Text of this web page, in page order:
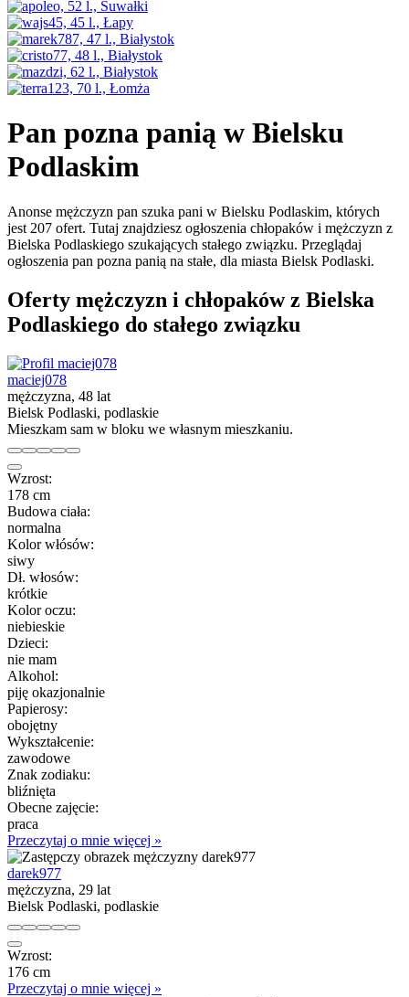
Pan pozna panią w Bielsku
Podlaskim
Anonse mężczyzn pan szuka pani w Bielsku Podlaskim, których
jest 207 ofert. Tutaj znajdziesz ogłoszenia chłopaków i mężczyzn z
Bielska Podlaskiego szukających stałego związku. Przeglądaj
ogłoszenia pan pozna panią na stałe, dla miasta Bielsk Podlaski.
Oferty mężczyzn i chłopaków z Bielska
Podlaskiego do stałego związku
maciej078
mężczyzna, 48 lat
Bielsk Podlaski, podlaskie
Mieszkam sam w bloku we własnym mieszkaniu.
Wzrost:
178 cm
Budowa ciała:
normalna
Kolor włósów:
siwy
Dł. włosów:
krótkie
Kolor oczu:
niebieskie
Dzieci:
nie mam
Alkohol:
piję okazjonalnie
Papierosy:
obojętny
Wykształcenie:
zawodowe
Znak zodiaku:
bliźnięta
Obecne zajęcie:
praca
Przeczytaj o mnie więcej »
darek977
mężczyzna, 29 lat
Bielsk Podlaski, podlaskie
Wzrost:
176 cm
Przeczytaj o mnie więcej »